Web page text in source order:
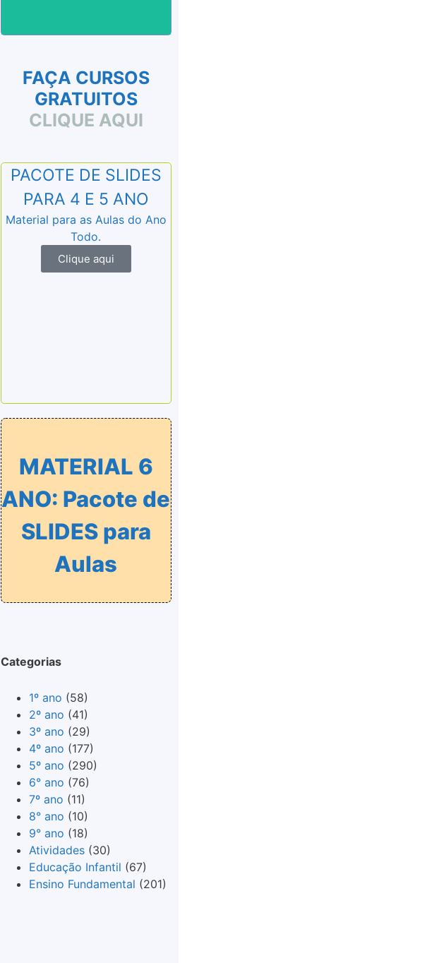
FAÇA CURSOS
GRATUITOS
CLIQUE AQUI
PACOTE DE SLIDES
PARA 4 E 5 ANO
Material para as Aulas do Ano
Todo.
Clique aqui
MATERIAL 6
ANO: Pacote de
SLIDES para
Aulas
Categorias
1º ano (58)
2º ano (41)
3º ano (29)
4º ano (177)
5º ano (290)
6° ano (76)
7º ano (11)
8° ano (10)
9° ano (18)
Atividades(30)
Educação Infantil (67)
Ensino Fundamental (201)